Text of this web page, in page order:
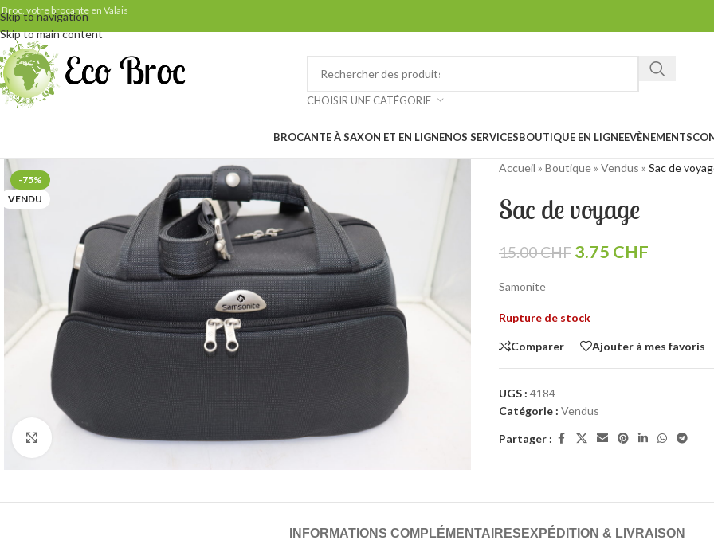
Skip to navigation
Skip to main content
Broc, votre brocante en Valais
CHOISIR UNE CATÉGORIE
BROCANTE À SAXON ET EN LIGNENOS SERVICESBOUTIQUE EN LIGNEEVÈNEMENTS
-75%
VENDU
Cliquez pour agrandir
Accueil » Boutique» Vendus » Sac de
Sac de voyage
15.00CHF 3.75 CHF
Samonite
Rupture de stock
Comparer Ajouter à mes favoris
UGS : 4184
Catégorie : Vendus
Partager :
INFORMATIONS COMPLÉMENTAIRES EXPÉDITION & LIVRAISON